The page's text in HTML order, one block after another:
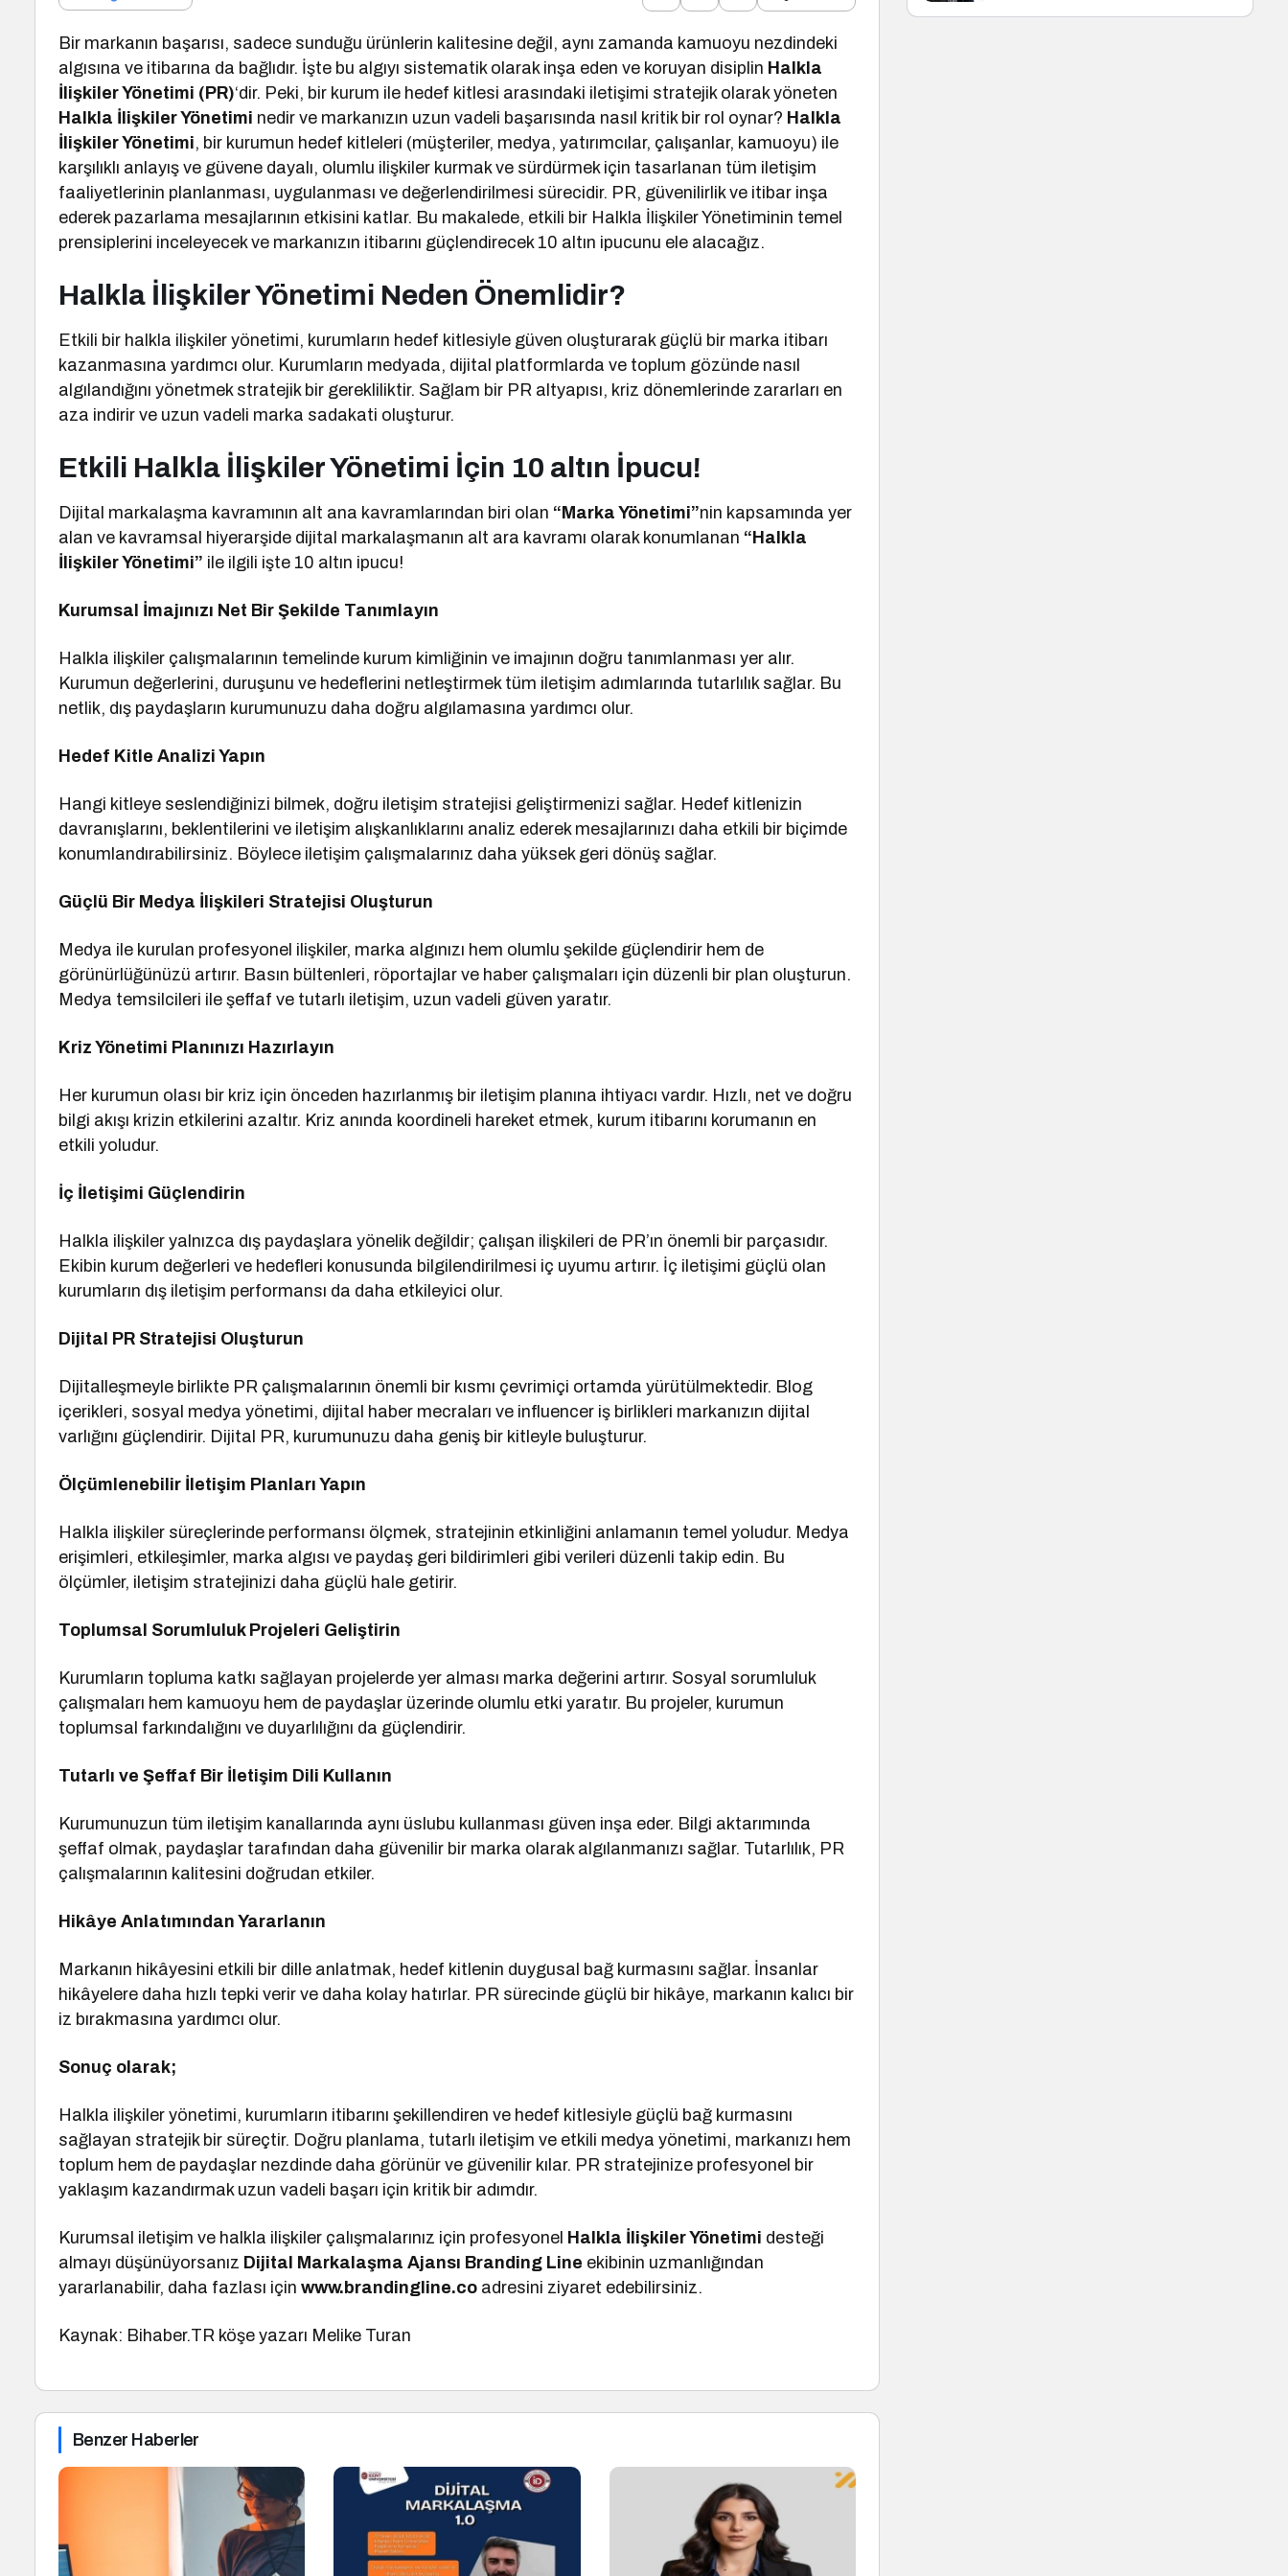
Bir markanın başarısı, sadece sunduğu ürünlerin kalitesine değil, aynı zamanda kamuoyu nezdindeki
algısına ve itibarına da bağlıdır. İşte bu algıyı sistematik olarak inşa eden ve koruyan disiplin Halkla
İlişkiler Yönetimi (PR)‘dir. Peki, bir kurum ile hedef kitlesi arasındaki iletişimi stratejik olarak yöneten
Halkla İlişkiler Yönetimi nedir ve markanızın uzun vadeli başarısında nasıl kritik bir rol oynar? Halkla
İlişkiler Yönetimi, bir kurumun hedef kitleleri (müşteriler, medya, yatırımcılar, çalışanlar, kamuoyu) ile
karşılıklı anlayış ve güvene dayalı, olumlu ilişkiler kurmak ve sürdürmek için tasarlanan tüm iletişim
faaliyetlerinin planlanması, uygulanması ve değerlendirilmesi sürecidir. PR, güvenilirlik ve itibar inşa
ederek pazarlama mesajlarının etkisini katlar. Bu makalede, etkili bir Halkla İlişkiler Yönetiminin temel
prensiplerini inceleyecek ve markanızın itibarını güçlendirecek 10 altın ipucunu ele alacağız.
Halkla İlişkiler Yönetimi Neden Önemlidir?
Etkili bir halkla ilişkiler yönetimi, kurumların hedef kitlesiyle güven oluşturarak güçlü bir marka itibarı
kazanmasına yardımcı olur. Kurumların medyada, dijital platformlarda ve toplum gözünde nasıl
algılandığını yönetmek stratejik bir gerekliliktir. Sağlam bir PR altyapısı, kriz dönemlerinde zararları en
aza indirir ve uzun vadeli marka sadakati oluşturur.
Etkili Halkla İlişkiler Yönetimi İçin 10 altın İpucu!
Dijital markalaşma kavramının alt ana kavramlarından biri olan “Marka Yönetimi”nin kapsamında yer
alan ve kavramsal hiyerarşide dijital markalaşmanın alt ara kavramı olarak konumlanan “Halkla
İlişkiler Yönetimi” ile ilgili işte 10 altın ipucu!
Kurumsal İmajınızı Net Bir Şekilde Tanımlayın
Halkla ilişkiler çalışmalarının temelinde kurum kimliğinin ve imajının doğru tanımlanması yer alır.
Kurumun değerlerini, duruşunu ve hedeflerini netleştirmek tüm iletişim adımlarında tutarlılık sağlar. Bu
netlik, dış paydaşların kurumunuzu daha doğru algılamasına yardımcı olur.
Hedef Kitle Analizi Yapın
Hangi kitleye seslendiğinizi bilmek, doğru iletişim stratejisi geliştirmenizi sağlar. Hedef kitlenizin
davranışlarını, beklentilerini ve iletişim alışkanlıklarını analiz ederek mesajlarınızı daha etkili bir biçimde
konumlandırabilirsiniz. Böylece iletişim çalışmalarınız daha yüksek geri dönüş sağlar.
Güçlü Bir Medya İlişkileri Stratejisi Oluşturun
Medya ile kurulan profesyonel ilişkiler, marka algınızı hem olumlu şekilde güçlendirir hem de
görünürlüğünüzü artırır. Basın bültenleri, röportajlar ve haber çalışmaları için düzenli bir plan oluşturun.
Medya temsilcileri ile şeffaf ve tutarlı iletişim, uzun vadeli güven yaratır.
Kriz Yönetimi Planınızı Hazırlayın
Her kurumun olası bir kriz için önceden hazırlanmış bir iletişim planına ihtiyacı vardır. Hızlı, net ve doğru
bilgi akışı krizin etkilerini azaltır. Kriz anında koordineli hareket etmek, kurum itibarını korumanın en
etkili yoludur.
İç İletişimi Güçlendirin
Halkla ilişkiler yalnızca dış paydaşlara yönelik değildir; çalışan ilişkileri de PR’ın önemli bir parçasıdır.
Ekibin kurum değerleri ve hedefleri konusunda bilgilendirilmesi iç uyumu artırır. İç iletişimi güçlü olan
kurumların dış iletişim performansı da daha etkileyici olur.
Dijital PR Stratejisi Oluşturun
Dijitalleşmeyle birlikte PR çalışmalarının önemli bir kısmı çevrimiçi ortamda yürütülmektedir. Blog
içerikleri, sosyal medya yönetimi, dijital haber mecraları ve influencer iş birlikleri markanızın dijital
varlığını güçlendirir. Dijital PR, kurumunuzu daha geniş bir kitleyle buluşturur.
Ölçümlenebilir İletişim Planları Yapın
Halkla ilişkiler süreçlerinde performansı ölçmek, stratejinin etkinliğini anlamanın temel yoludur. Medya
erişimleri, etkileşimler, marka algısı ve paydaş geri bildirimleri gibi verileri düzenli takip edin. Bu
ölçümler, iletişim stratejinizi daha güçlü hale getirir.
Toplumsal Sorumluluk Projeleri Geliştirin
Kurumların topluma katkı sağlayan projelerde yer alması marka değerini artırır. Sosyal sorumluluk
çalışmaları hem kamuoyu hem de paydaşlar üzerinde olumlu etki yaratır. Bu projeler, kurumun
toplumsal farkındalığını ve duyarlılığını da güçlendirir.
Tutarlı ve Şeffaf Bir İletişim Dili Kullanın
Kurumunuzun tüm iletişim kanallarında aynı üslubu kullanması güven inşa eder. Bilgi aktarımında
şeffaf olmak, paydaşlar tarafından daha güvenilir bir marka olarak algılanmanızı sağlar. Tutarlılık, PR
çalışmalarının kalitesini doğrudan etkiler.
Hikâye Anlatımından Yararlanın
Markanın hikâyesini etkili bir dille anlatmak, hedef kitlenin duygusal bağ kurmasını sağlar. İnsanlar
hikâyelere daha hızlı tepki verir ve daha kolay hatırlar. PR sürecinde güçlü bir hikâye, markanın kalıcı bir
iz bırakmasına yardımcı olur.
Sonuç olarak;
Halkla ilişkiler yönetimi, kurumların itibarını şekillendiren ve hedef kitlesiyle güçlü bağ kurmasını
sağlayan stratejik bir süreçtir. Doğru planlama, tutarlı iletişim ve etkili medya yönetimi, markanızı hem
toplum hem de paydaşlar nezdinde daha görünür ve güvenilir kılar. PR stratejinize profesyonel bir
yaklaşım kazandırmak uzun vadeli başarı için kritik bir adımdır.
Kurumsal iletişim ve halkla ilişkiler çalışmalarınız için profesyonel Halkla İlişkiler Yönetimi desteği
almayı düşünüyorsanız Dijital Markalaşma Ajansı Branding Line ekibinin uzmanlığından
yararlanabilir, daha fazlası içinwww.brandingline.co adresini ziyaret edebilirsiniz.
Kaynak: Bihaber.TR köşe yazarı Melike Turan
Benzer Haberler